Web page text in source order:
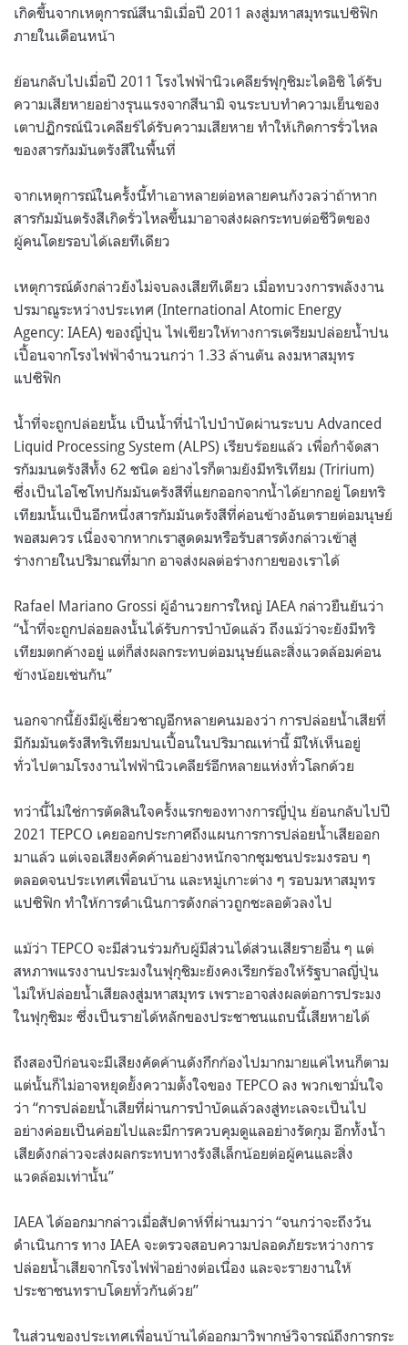
เกิดขึ้นจากเหตุการณ์สึนามิเมื่อปี 2011 ลงสู่มหาสมุทรแปซิฟิก
ภายในเดือนหน้า
ย้อนกลับไปเมื่อปี 2011 โรงไฟฟ้านิวเคลียร์ฟุกุชิมะไดอิชิ ได้รับ
ความเสียหายอย่างรุนแรงจากสึนามิ จนระบบทำความเย็นของ
เตาปฏิกรณ์นิวเคลียร์ได้รับความเสียหาย ทำให้เกิดการรั่วไหล
ของสารกัมมันตรังสีในพื้นที่
จากเหตุการณ์ในครั้งนี้ทำเอาหลายต่อหลายคนกังวลว่าถ้าหาก
สารกัมมันตรังสีเกิดรั่วไหลขึ้นมาอาจส่งผลกระทบต่อชีวิตของ
ผู้คนโดยรอบได้เลยทีเดียว
เหตุการณ์ดังกล่าวยังไม่จบลงเสียทีเดียว เมื่อทบวงการพลังงาน
ปรมาณูระหว่างประเทศ (International Atomic Energy
Agency: IAEA) ของญี่ปุ่น ไฟเขียวให้ทางการเตรียมปล่อยน้ำปน
เปื้อนจากโรงไฟฟ้าจำนวนกว่า 1.33 ล้านตัน ลงมหาสมุทร
แปซิฟิก
น้ำที่จะถูกปล่อยนั้น เป็นน้ำที่นำไปบำบัดผ่านระบบ Advanced
Liquid Processing System (ALPS) เรียบร้อยแล้ว เพื่อกำจัดสา
รกัมมนตรังสีทั้ง 62 ชนิด อย่างไรก็ตามยังมีทริเทียม (Tririum)
ซึ่งเป็นไอโซโทปกัมมันตรังสีที่แยกออกจากน้ำได้ยากอยู่ โดยทริ
เทียมนั้นเป็นอีกหนึ่งสารกัมมันตรังสีที่ค่อนข้างอันตรายต่อมนุษย์
พอสมควร เนื่องจากหากเราสูดดมหรือรับสารดังกล่าวเข้าสู่
ร่างกายในปริมาณที่มาก อาจส่งผลต่อร่างกายของเราได้
Rafael Mariano Grossi ผู้อำนวยการใหญ่ IAEA กล่าวยืนยันว่า
“น้ำที่จะถูกปล่อยลงนั้นได้รับการบำบัดแล้ว ถึงแม้ว่าจะยังมีทริ
เทียมตกค้างอยู่ แต่ก็ส่งผลกระทบต่อมนุษย์และสิ่งแวดล้อมค่อน
ข้างน้อยเช่นกัน”
นอกจากนี้ยังมีผู้เชี่ยวชาญอีกหลายคนมองว่า การปล่อยน้ำเสียที่
มีกัมมันตรังสีทริเทียมปนเปื้อนในปริมาณเท่านี้ มีให้เห็นอยู่
ทั่วไปตามโรงงานไฟฟ้านิวเคลียร์อีกหลายแห่งทั่วโลกด้วย
ทว่านี้ไม่ใช่การตัดสินใจครั้งแรกของทางการญี่ปุ่น ย้อนกลับไปปี
2021 TEPCO เคยออกประกาศถึงแผนการการปล่อยน้ำเสียออก
มาแล้ว แต่เจอเสียงคัดค้านอย่างหนักจากชุมชนประมงรอบ ๆ
ตลอดจนประเทศเพื่อนบ้าน และหมู่เกาะต่าง ๆ รอบมหาสมุทร
แปซิฟิก ทำให้การดำเนินการดังกล่าวถูกชะลอตัวลงไป
แม้ว่า TEPCO จะมีส่วนร่วมกับผู้มีส่วนได้ส่วนเสียรายอื่น ๆ แต่
สหภาพแรงงานประมงในฟุกุชิมะยังคงเรียกร้องให้รัฐบาลญี่ปุ่น
ไม่ให้ปล่อยน้ำเสียลงสู่มหาสมุทร เพราะอาจส่งผลต่อการประมง
ในฟุกุชิมะ ซึ่งเป็นรายได้หลักของประชาชนแถบนี้เสียหายได้
ถึงสองปีก่อนจะมีเสียงคัดค้านดังกึกก้องไปมากมายแค่ไหนก็ตาม
แต่นั้นก็ไม่อาจหยุดยั้งความตั้งใจของ TEPCO ลง พวกเขามั่นใจ
ว่า “การปล่อยน้ำเสียที่ผ่านการบำบัดแล้วลงสู่ทะเลจะเป็นไป
อย่างค่อยเป็นค่อยไปและมีการควบคุมดูแลอย่างรัดกุม อีกทั้งน้ำ
เสียดังกล่าวจะส่งผลกระทบทางรังสีเล็กน้อยต่อผู้คนและสิ่ง
แวดล้อมเท่านั้น”
IAEA ได้ออกมากล่าวเมื่อสัปดาห์ที่ผ่านมาว่า “จนกว่าจะถึงวัน
ดำเนินการ ทาง IAEA จะตรวจสอบความปลอดภัยระหว่างการ
ปล่อยน้ำเสียจากโรงไฟฟ้าอย่างต่อเนื่อง และจะรายงานให้
ประชาชนทราบโดยทั่วกันด้วย”
ในส่วนของประเทศเพื่อนบ้านได้ออกมาวิพากษ์วิจารณ์ถึงการกระ